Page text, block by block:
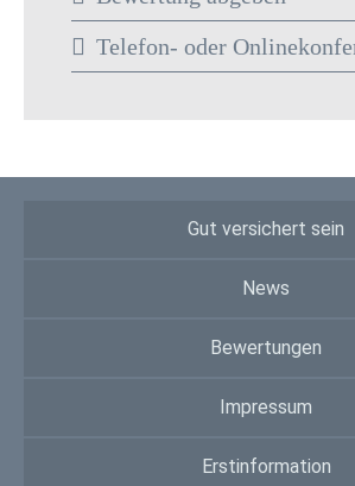
Telefon- oder
Gut versichert sein
News
Bewertungen
Impressum
Erstinformation